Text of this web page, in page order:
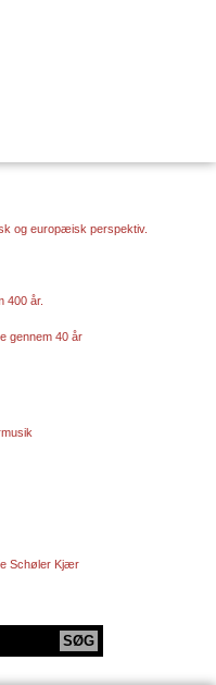
og europæisk perspektiv.
400 år.
gennem 40 år
Schøler Kjær